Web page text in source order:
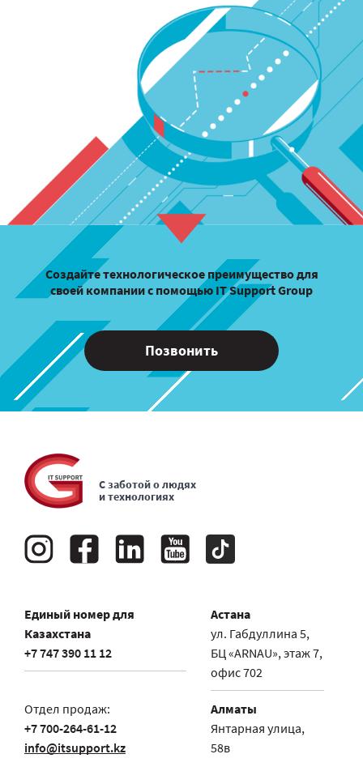
Создайте технологическое преимущество для
своей компании с помощью IT Support Group
Позвонить
С заботой о людях
и технологиях
Единый номер для
Казахстана
+7 747 390 11 12
Отдел продаж:
+7 700-264-61-12
info@itsupport.kz
Астана
ул. Габдуллина 5,
БЦ «ARNAU», этаж 7,
офис 702
Алматы
Янтарная улица,
58в